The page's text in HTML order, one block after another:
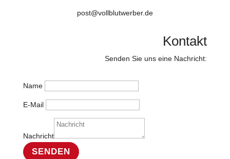
post@vollblutwerber.de
Kontakt
Senden Sie uns eine Nachricht:
Name
E-Mail
Nachricht
SENDEN